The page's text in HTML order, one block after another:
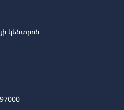
կենտրոն